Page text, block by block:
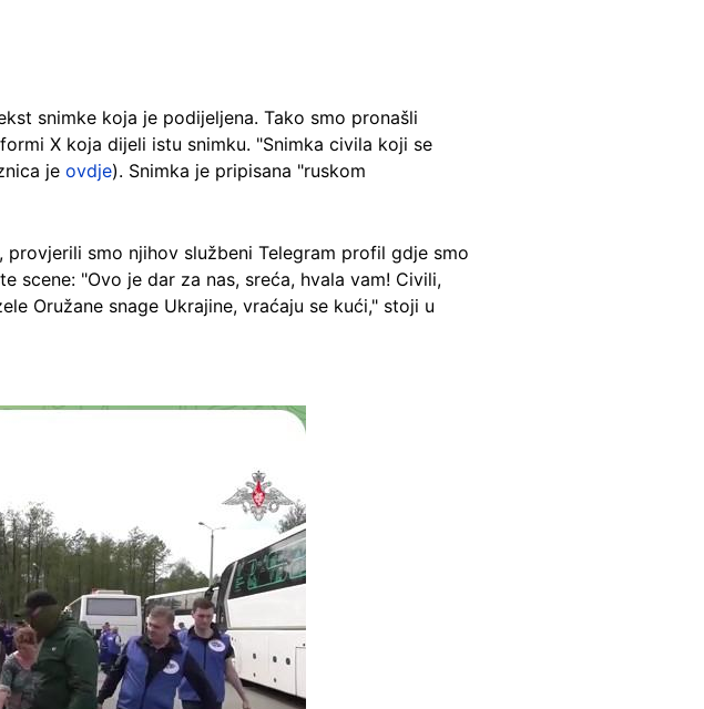
snimke koja je podijeljena. Tako smo pronašli
X koja dijeli istu snimku. "Snimka civila koji se
je ovdje). Snimka je pripisana "ruskom
smo njihov službeni Telegram profil gdje smo
scene: "Ovo je dar za nas, sreća, hvala vam! Civili,
Oružane snage Ukrajine, vraćaju se kući," stoji u